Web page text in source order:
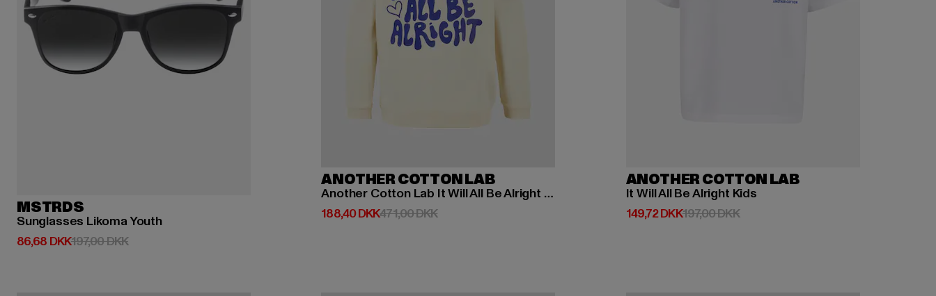
MSTRDS
Sunglasses Likoma Youth
86,68 DKK
Nuværende pris: 86,68 DKK
197,00 DKKKampagnepris: 197,00 DKK
ANOTHER COTTON LAB
Another Cotton Lab It Will All Be Alright Kids Hoodie
188,40 DKK
Nuværende pris: 188,40 DKK
471,00 DKKKampagnepris: 471,00 DKK
ANOTHER COTTON LAB
It Will All Be Alright Kids
149,72 DKK
Nuværende pris: 149,72 DKK
197,00 DKKKampagnepris: 197,00 DKK